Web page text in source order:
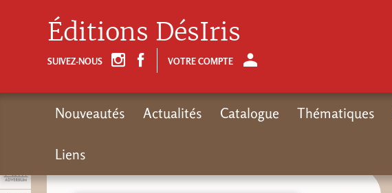
Éditions DésIris
SUIVEZ-NOUS VOTRE COMPTE
Nouveautés Actualités Catalogue Thématiques
Liens